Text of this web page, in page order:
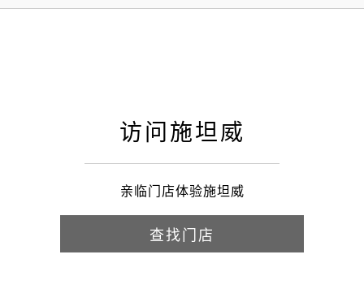
访问施坦威
亲临门店体验施坦威
查找门店